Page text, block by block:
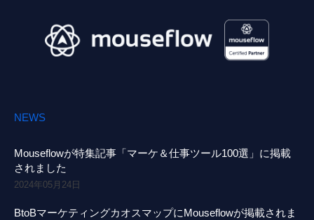
NEWS
Mouseflowが特集記事「マーケ＆仕事ツール100選」に掲載
されました
2024年05月24日
BtoBマーケティングカオスマップにMouseflowが掲載されま